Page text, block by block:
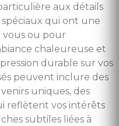
aux détails
qui ont une
ou pour
chaleureuse et
durable sur vos
peuvent inclure des
uniques, des
reflètent vos intérêts
subtiles liées à